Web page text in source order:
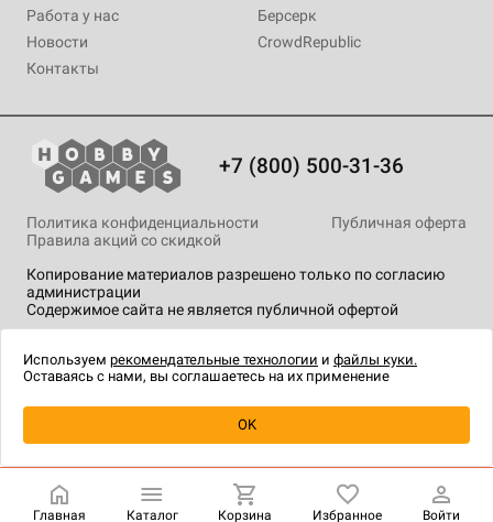
Уведомить о наличии
Работа у нас
Новости
Контакты
Берсерк
CrowdRepublic
+7 (800) 500-31-36
Копирование материалов разрешено только по согласию
администрации
Содержимое сайта не является публичной офертой
Политика конфиденциальности
Публичная оферта
Правила акций со скидкой
технологии.
Главная Каталог Корзина Избранное Войти
Используем рекомендательные технологии и файлы куки.
Оставаясь с нами, вы соглашаетесь на их применение
OK